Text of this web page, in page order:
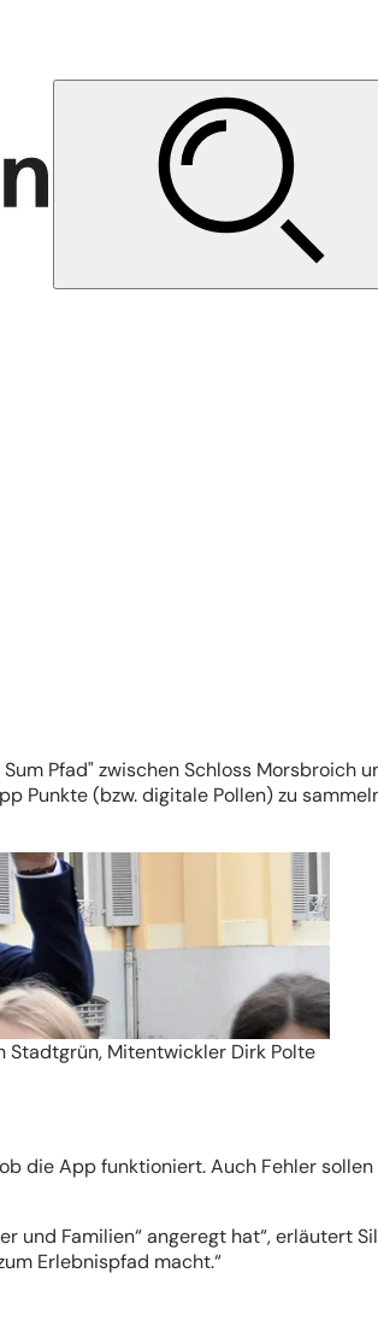
Pfad" zwischen Schloss Morsbroich
Punkte (bzw. digitale Pollen) zu
Stadtgrün, Mitentwickler Dirk Polte
die App funktioniert. Auch Fehler sollen
und Familien“ angeregt hat“, erläutert
Erlebnispfad macht.“